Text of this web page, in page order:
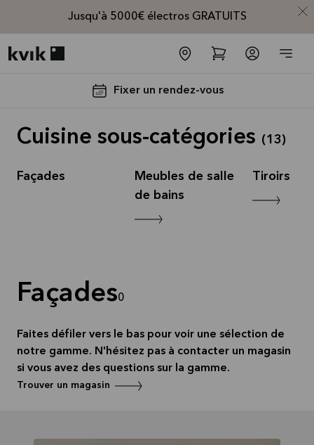
Jusqu'à 5000€ électros GRATUITS
Fixer un rendez-vous
suite
Cuisine sous-catégories (13)
Façades
Meubles de salle
de bains
Tiroirs
Façades0
Faites défiler vers le bas pour voir une sélection de
notre gamme. N'hésitez pas à contacter un magasin
si vous avez des questions sur la gamme.
Trouver un magasin